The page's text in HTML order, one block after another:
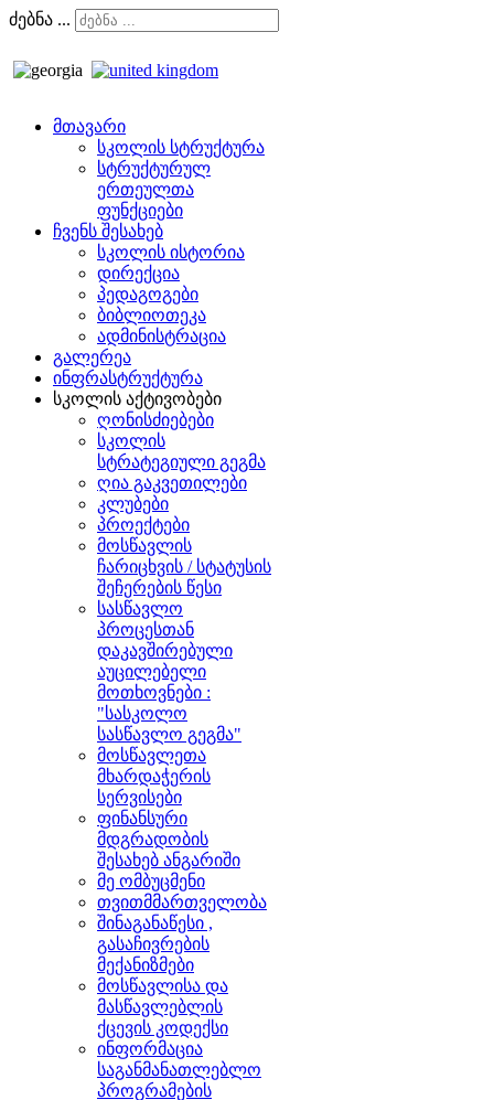
ძებნა ...
მთავარი
სკოლის სტრუქტურა
სტრუქტურულ
ერთეულთა
ფუნქციები
ჩვენს შესახებ
სკოლის ისტორია
დირექცია
პედაგოგები
ბიბლიოთეკა
ადმინისტრაცია
გალერეა
ინფრასტრუქტურა
სკოლის აქტივობები
ღონისძიებები
სკოლის
სტრატეგიული გეგმა
ღია გაკვეთილები
კლუბები
პროექტები
მოსწავლის
ჩარიცხვის / სტატუსის
შეჩერების წესი
სასწავლო
პროცესთან
დაკავშირებული
აუცილებელი
მოთხოვნები :
"სასკოლო
სასწავლო გეგმა"
მოსწავლეთა
მხარდაჭერის
სერვისები
ფინანსური
მდგრადობის
შესახებ ანგარიში
მე ომბუცმენი
თვითმმართველობა
შინაგანაწესი ,
გასაჩივრების
მექანიზმები
მოსწავლისა და
მასწავლებლის
ქცევის კოდექსი
ინფორმაცია
საგანმანათლებლო
პროგრამების